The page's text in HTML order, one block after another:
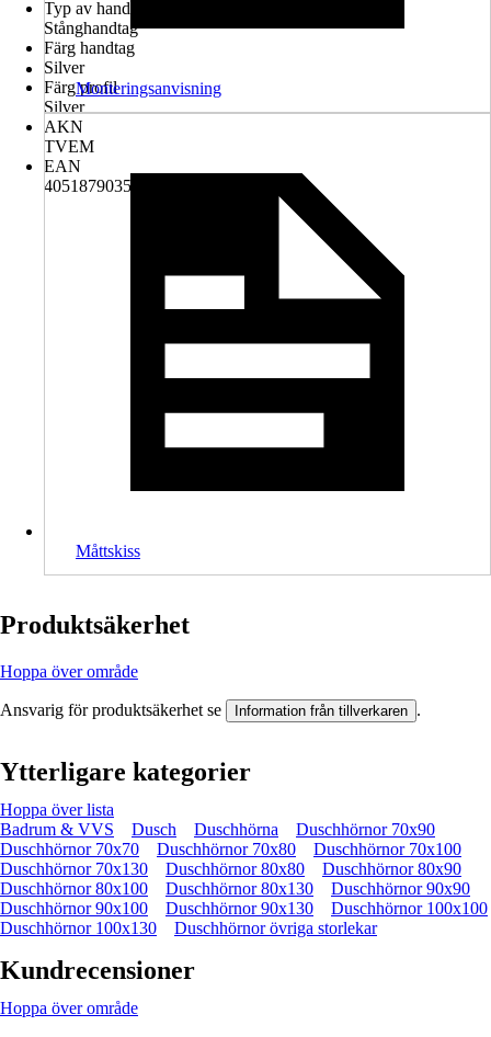
Typ av handtag
Stånghandtag
Färg handtag
Silver
Färg profil
Silver
AKN
TVEM
EAN
4051879035422
Monteringsanvisning
Måttskiss
Produktsäkerhet
Hoppa över område
Ansvarig för produktsäkerhet se Information från tillverkaren .
Ytterligare kategorier
Hoppa över lista
Badrum & VVS
Dusch Duschhörna
Duschhörnor 70x90
Duschhörnor 70x70
Duschhörnor 70x80
Duschhörnor 70x100
Duschhörnor 70x130
Duschhörnor 80x80
Duschhörnor 80x90
Duschhörnor 80x100
Duschhörnor 80x130
Duschhörnor 90x90
Duschhörnor 90x100
Duschhörnor 90x130
Duschhörnor 100x100
Duschhörnor 100x130
Duschhörnor övriga storlekar
Kundrecensioner
Hoppa över område